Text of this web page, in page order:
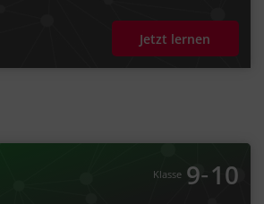
Jetzt lernen
Klasse 9‐10